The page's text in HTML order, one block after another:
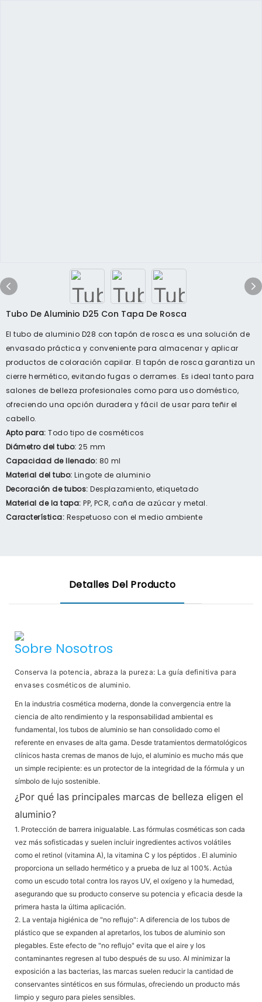
Tubo De Aluminio D25 Con Tapa De Rosca
El tubo de aluminio D28 con tapón de rosca es una solución de
envasado práctica y conveniente para almacenar y aplicar
productos de coloración capilar. El tapón de rosca garantiza un
cierre hermético, evitando fugas o derrames. Es ideal tanto para
salones de belleza profesionales como para uso doméstico,
ofreciendo una opción duradera y fácil de usar para teñir el
cabello.
Apto para: Todo tipo de cosméticos
Diámetro del tubo: 25 mm
Capacidad de llenado: 80 ml
Material del tubo: Lingote de aluminio
Decoración de tubos: Desplazamiento, etiquetado
Material de la tapa: PP, PCR, caña de azúcar y metal.
Característica: Respetuoso con el medio ambiente
Detalles Del Producto
Sobre Nosotros
Conserva la potencia, abraza la pureza: La guía definitiva para
envases cosméticos de aluminio.
En la industria cosmética moderna, donde la convergencia entre la
ciencia de alto rendimiento y la responsabilidad ambiental es
fundamental, los tubos de aluminio se han consolidado como el
referente en envases de alta gama. Desde tratamientos dermatológicos
clínicos hasta cremas de manos de lujo, el aluminio es mucho más que
un simple recipiente: es un protector de la integridad de la fórmula y un
símbolo de lujo sostenible.
¿Por qué las principales marcas de belleza eligen el
aluminio?
1. Protección de barrera inigualable. Las fórmulas cosméticas son cada
vez más sofisticadas y suelen incluir ingredientes activos volátiles
como el retinol (vitamina A), la vitamina C y los péptidos . El aluminio
proporciona un sellado hermético y a prueba de luz al 100%. Actúa
como un escudo total contra los rayos UV, el oxígeno y la humedad,
asegurando que su producto conserve su potencia y eficacia desde la
primera hasta la última aplicación.
2. La ventaja higiénica de "no reflujo": A diferencia de los tubos de
plástico que se expanden al apretarlos, los tubos de aluminio son
plegables. Este efecto de "no reflujo" evita que el aire y los
contaminantes regresen al tubo después de su uso. Al minimizar la
exposición a las bacterias, las marcas suelen reducir la cantidad de
conservantes sintéticos en sus fórmulas, ofreciendo un producto más
limpio y seguro para pieles sensibles.